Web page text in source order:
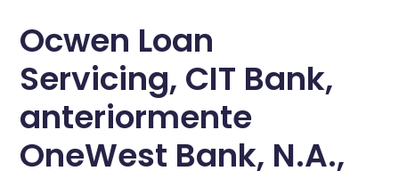
Ocwen Loan
Servicing, CIT Bank,
anteriormente
OneWest Bank, N.A.,